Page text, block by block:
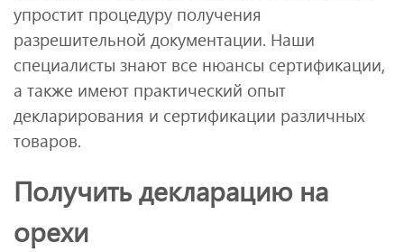
упростит процедуру получения
разрешительной документации. Наши
специалисты знают все нюансы сертификации,
а также имеют практический опыт
декларирования и сертификации различных
товаров.
Получить декларацию на
орехи